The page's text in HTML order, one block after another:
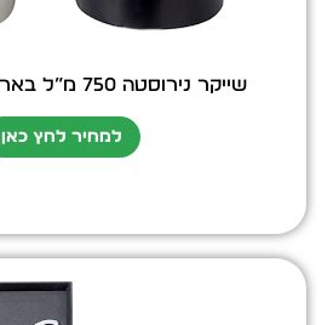
שייקר נירוסטה 750 מ”ל באריזת טיוב 4794
למחיר לחץ כאן